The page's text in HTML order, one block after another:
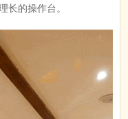
长的操作台。